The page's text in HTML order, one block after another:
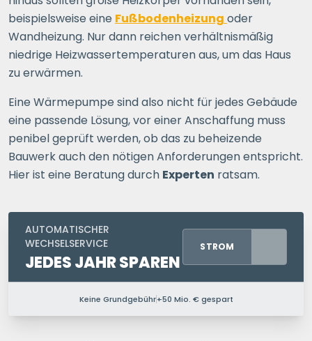
beispielsweise eine Fußbodenheizung oder
Wandheizung. Nur dann reichen verhältnismäßig
niedrige Heizwassertemperaturen aus, um das Haus
zu erwärmen.
Eine Wärmepumpe sind also nicht für jedes Gebäude
eine passende Lösung, vor einer Anschaffung muss
penibel geprüft werden, ob das zu beheizende
Bauwerk auch den nötigen Anforderungen entspricht.
Hier ist eine Beratung durch Experten ratsam.
AUTOMATISCHER
WECHSELSERVICE
JEDES JAHR SPAREN
STROM
PERSONEN IM HAUSHALT
Keine Grundgebühr+50 Mio. € gespart